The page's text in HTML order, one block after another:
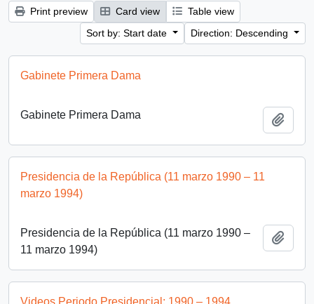
Print preview Card view
Table view
Sort by: Start date
Direction: Descending
Gabinete Primera Dama
Gabinete Primera Dama
Presidencia de la República (11 marzo 1990 – 11
marzo 1994)
Presidencia de la República (11 marzo 1990 –
11 marzo 1994)
Videos Periodo Presidencial: 1990 – 1994